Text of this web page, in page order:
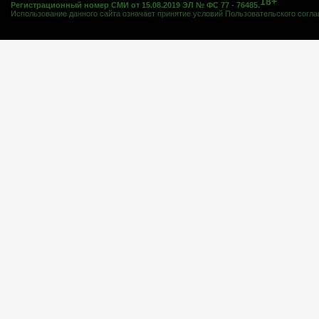
Регистрационный номер СМИ от 15.08.2019 ЭЛ № ФС 77 - 76485.
Использование данного сайта означает принятие условий Пользовательского